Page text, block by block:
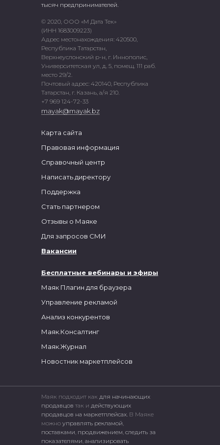
тысяч предпринимателей.
© 2020, ООО «М Дата Тек»
(ИНН 1683009223)
Адрес местонахождения: 420500,
Республика Татарстан,
Верхнеуслонский р-н, г. Иннополис,
Университетская ул, д. 5, помещ. 111 раб.
место 29/2.
Почтовый адрес: 420140, Республика
Татарстан, г. Казань, а/я 210.
+7 969 124-72-33
mayak@mayak.bz
Бесплатные вебинары и эфиры
Маяк Плагин для браузера
Управление рекламой
Анализ конкурентов
Маяк.Консалтинг
Маяк.Журнал
Новостник маркетплейсов
Карта сайта
Правовая информация
Справочный центр
Написать директору
Поддержка
Стать партнером
Отзывы о Маяке
Для запросов СМИ
Вакансии
Маяк подходит как для начинающих
продавцов так и действующих
продавцов на маркетплейсах. В Маяке
можно управлять рекламой
поставками продвижением следить за
показателями анализировать